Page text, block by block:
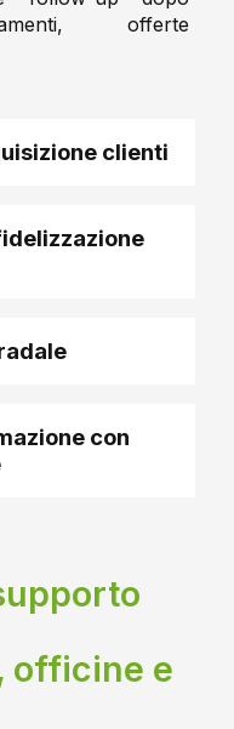
offerte
clienti
con
officine e